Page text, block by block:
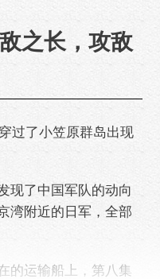
之长，攻敌
了小笠原群岛出现
了中国军队的动向
湾附近的日军，全部
运输船上，第八集